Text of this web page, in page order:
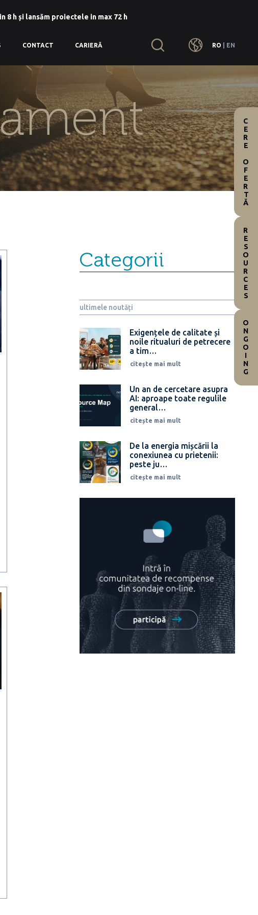
8 h și lansăm proiectele in max 72 h
RO EN
CONTACT CARIERĂ
Categorii
ultimele noutăți
Exigențele de calitate și
noile ritualuri de petrecere
a tim…
citește mai mult
Un an de cercetare asupra
AI: aproape toate regulile
general…
citește mai mult
De la energia mișcării la
conexiunea cu prietenii:
peste ju…
citește mai mult
CERE OFERTĂ
RESOURCES
ONGOING